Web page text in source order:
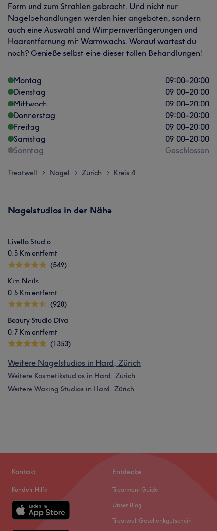
Form und zum Strahlen gebracht. Und nicht nur
Nagelbehandlungen werden hier angeboten, sondern
auch eine Auswahl and Wimpernverlängerungen und
Haarentfernung mit Warmwachs. Worauf wartest du
noch? Genieße selbst eine dieser tollen Behandlungen!
Montag 09:00–20:00
Dienstag
09:00–20:00
Mittwoch
09:00–20:00
Donnerstag
09:00–20:00
Freitag
09:00–20:00
Samstag
09:00–20:00
Sonntag
Geschlossen
Treatwell > Nägel > Zürich > Kreis 4
Nagelstudios in der Nähe
Livello Studio
0.5 Km entfernt
(549)
Kim Nails
0.6 Km entfernt
(920)
Beauty Studio Diva
0.7 Km entfernt
(1353)
Weitere Nagelstudios in Hard, Zürich
Weitere Kosmetikstudios in Hard, Zürich
Weitere Waxing Studios in Hard, Zürich
Kontakt
Kunden-Hilfe
Entdecke
Treatment Guide
Unser Blog
Treatwell Geschenkgutschein